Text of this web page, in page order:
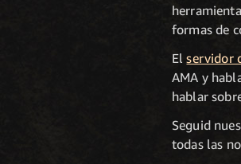
formas de
Elservidor
AMA y
hablar
Seguid
todas las